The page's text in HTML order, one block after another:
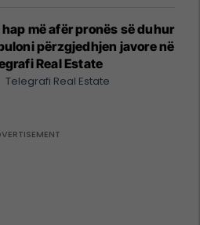
hap më afër pronës së duhur
përzgjedhjen javore në
Real Estate
Telegrafi Real Estate